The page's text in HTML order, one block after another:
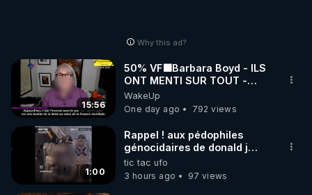
Why this ad?
15:56
50% VF🟩Barbara Boyd - ILS
ONT MENTI SUR TOUT -
Jocelyne Traduction
WakeUp
One day ago
792 views
1:00
Rappel ! aux pédophiles
génocidaires de donald j
trump et ses supporters
trumpistes 424et 666.
tic tac ufo
3 hours ago
97 views